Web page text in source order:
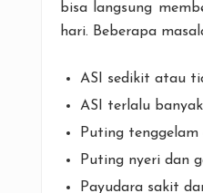
bisa langsung
hari. Beberapa
ASI sedikit atau
ASI terlalu banyak
Puting
Puting nyeri dan
Payudara sakit